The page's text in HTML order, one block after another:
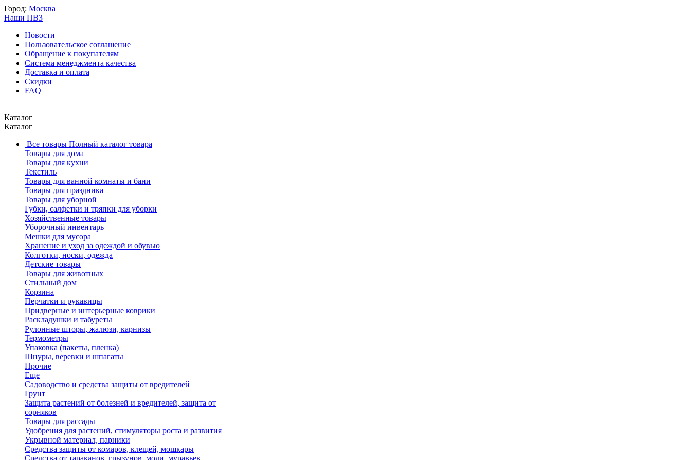
Город: Москва
Наши ПВЗ
Новости
Пользовательское соглашение
Обращение к покупателям
Система менеджмента качества
Доставка и оплата
Скидки
FAQ
Каталог
Каталог
Все товары Полный каталог товара
Товары для дома
Товары для кухни
Текстиль
Товары для ванной комнаты и бани
Товары для праздника
Товары для уборной
Губки, салфетки и тряпки для уборки
Хозяйственные товары
Уборочный инвентарь
Мешки для мусора
Хранение и уход за одеждой и обувью
Колготки, носки, одежда
Детские товары
Товары для животных
Стильный дом
Корзина
Перчатки и рукавицы
Придверные и интерьерные коврики
Раскладушки и табуреты
Рулонные шторы, жалюзи, карнизы
Термометры
Упаковка (пакеты, пленка)
Шнуры, веревки и шпагаты
Прочие
Еще
Садоводство и средства защиты от вредителей
Грунт
Защита растений от болезней и вредителей, защита от
сорняков
Товары для рассады
Удобрения для растений, стимуляторы роста и развития
Укрывной материал, парники
Средства защиты от комаров, клещей, мошкары
Средства от тараканов, грызунов, моли, муравьев